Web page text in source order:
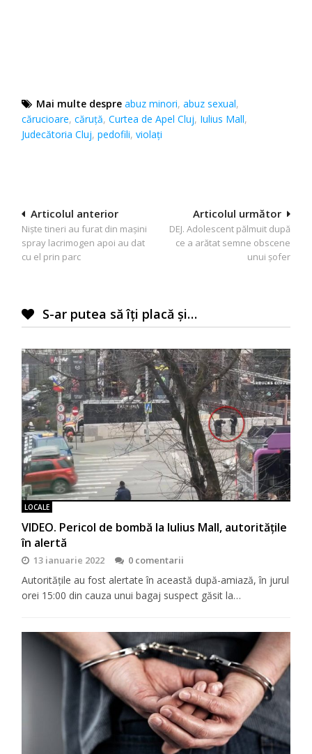
Mai multe despre abuz minori,abuz sexual,
cărucioare,căruță,Curtea de Apel Cluj, Iulius Mall,
Judecătoria Cluj,pedofili,violați
Navigare
în
articole
Articolul următor
DEJ. Adolescent pălmuit după
ce a arătat semne obscene
unui șofer
Articolul anterior
Niște tineri au furat din mașini
spray lacrimogen apoi au dat
cu el prin parc
S-ar putea să îți placă și…
LOCALE
VIDEO. Pericol de bombă la Iulius Mall, autoritățile
în alertă
13 ianuarie 2022 0 comentarii
Autoritățile au fost alertate în această după-amiază, în jurul
orei 15:00 din cauza unui bagaj suspect găsit la…